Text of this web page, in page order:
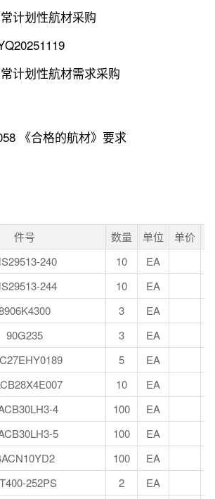
计划性航材采购
计划性航材需求采购
《合格的航材》要求
件号 数量 单位 单价
240 10
EA
244 10
EA
3
EA
90G235 3
EA
5
EA
10
EA
4 100
EA
5 100
EA
100
EA
252PS 2
EA